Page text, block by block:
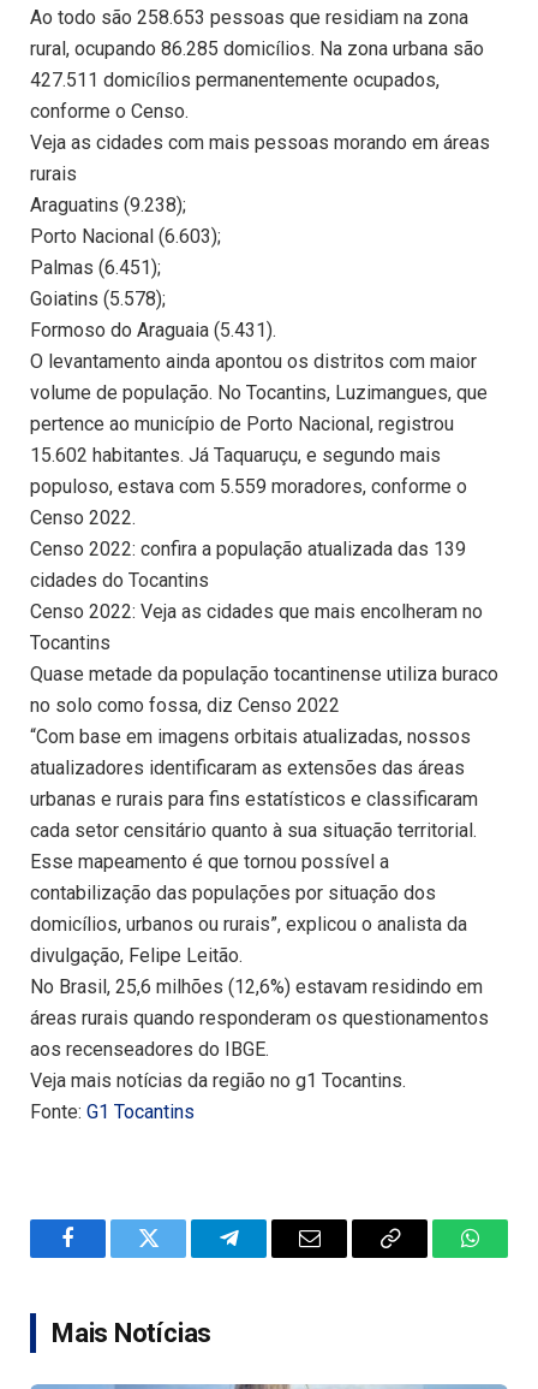
Ao todo são 258.653 pessoas que residiam na zona
rural, ocupando 86.285 domicílios. Na zona urbana são
427.511 domicílios permanentemente ocupados,
conforme o Censo.
Veja as cidades com mais pessoas morando em áreas
rurais
Araguatins (9.238);
Porto Nacional (6.603);
Palmas (6.451);
Goiatins (5.578);
Formoso do Araguaia (5.431).
O levantamento ainda apontou os distritos com maior
volume de população. No Tocantins, Luzimangues, que
pertence ao município de Porto Nacional, registrou
15.602 habitantes. Já Taquaruçu, e segundo mais
populoso, estava com 5.559 moradores, conforme o
Censo 2022.
Censo 2022: confira a população atualizada das 139
cidades do Tocantins
Censo 2022: Veja as cidades que mais encolheram no
Tocantins
Quase metade da população tocantinense utiliza buraco
no solo como fossa, diz Censo 2022
“Com base em imagens orbitais atualizadas, nossos
atualizadores identificaram as extensões das áreas
urbanas e rurais para fins estatísticos e classificaram
cada setor censitário quanto à sua situação territorial.
Esse mapeamento é que tornou possível a
contabilização das populações por situação dos
domicílios, urbanos ou rurais”, explicou o analista da
divulgação, Felipe Leitão.
No Brasil, 25,6 milhões (12,6%) estavam residindo em
áreas rurais quando responderam os questionamentos
aos recenseadores do IBGE.
Veja mais notícias da região no g1 Tocantins.
Fonte: G1 Tocantins
FacebookTwitter TelegramEmail
Copy
Mais Notícias